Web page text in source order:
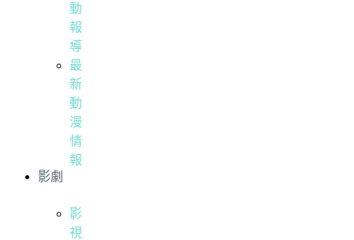
動
報
導
最
新
動
漫
情
報
影劇
影
視